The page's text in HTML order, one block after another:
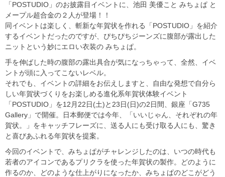
「POSTUDIO」のお披露目イベントに、池田 美優こと みちょぱ と
メープル超合金の２人が登場！！
同イベントは楽しく、斬新な年賀状を作れる「POSTUDIO」を紹介
するイベントだったのですが、ぴちぴちジーンズに腹部が露出した
ニットという妙にエロい衣装の みちょぱ。
手を伸ばした時の腹部の露出具合が気になっちゃって、全然、イベ
ントが頭に入ってこないレベル。
それでも、イベントの詳細をお伝えしますと、自由な発想で自分ら
しい年賀状づくりをお楽しめる進化系年賀状体験イベント
「POSTUDIO」を12月22日(土)と23日(日)の2日間、銀座「G735
Gallery」で開催。日本郵便では今年、「いいじゃん、それぞれの年
賀状。」をキャッチフレーズに、送る人にも受け取る人にも、驚き
と喜びあふれる年賀状を提案。
今回のイベントで、みちょぱがチャレンジしたのは、いつの時代も
若者のアイコンであるプリクラを使った年賀状の製作。どのように
作るのか、どのような仕上がりになったか、みちょぱのどこがどう